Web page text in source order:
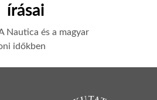
írásai
Nautica és a magyar
időkben